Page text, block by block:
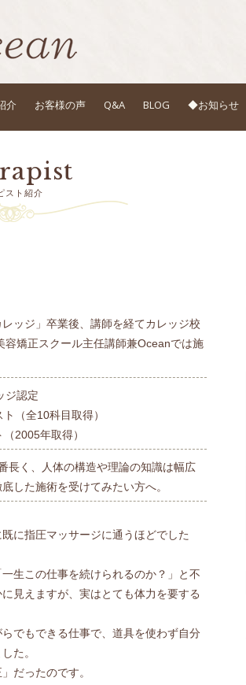
介 お客様の声 Q&A BLOG ◆お知らせ
スト紹介
レッジ」卒業後、講師を経てカレッジ校
矯正スクール主任講師兼Oceanでは施
ジ認定
（全10科目取得）
2005年取得）
長く、人体の構造や理論の知識は幅広
した施術を受けてみたい方へ。
に指圧マッサージに通うほどでした
生この仕事を続けられるのか？」と不
見えますが、実はとても体力を要する
でもできる仕事で、道具を使わず自分
た。
だったのです。